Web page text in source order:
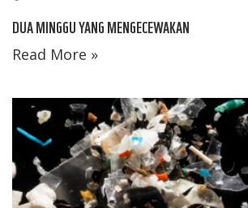
DUA MINGGU YANG MENGECEWAKAN
Read More »